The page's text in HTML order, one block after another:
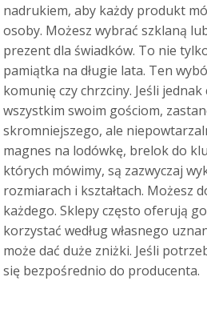
nadrukiem, aby każdy produkt
osoby. Możesz wybrać szklaną
prezent dla świadków. To nie
pamiątka na długie lata. Ten
komunię czy chrzciny. Jeśli
wszystkim swoim gościom,
skromniejszego, ale
magnes na lodówkę, brelok do
których mówimy, są zazwyczaj
rozmiarach i kształtach. Możesz
każdego. Sklepy często oferują
korzystać według własnego
może dać duże zniżki. Jeśli
się bezpośrednio do producenta.